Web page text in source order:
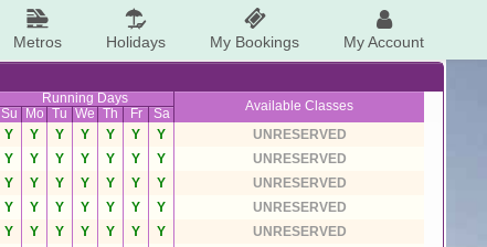
Metros Holidays My Bookings My Account
Running Days Available Classes
Su Mo Tu We Th Fr
Sa
Y Y Y Y Y Y Y
UNRESERVED
Y Y Y Y Y Y Y
UNRESERVED
Y Y Y Y Y Y Y
UNRESERVED
Y Y Y Y Y Y Y
UNRESERVED
Y Y Y Y Y Y Y
UNRESERVED